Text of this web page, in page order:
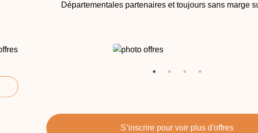
Départementales partenaires et toujours sans marge
S’inscrire pour voir plus d'offres